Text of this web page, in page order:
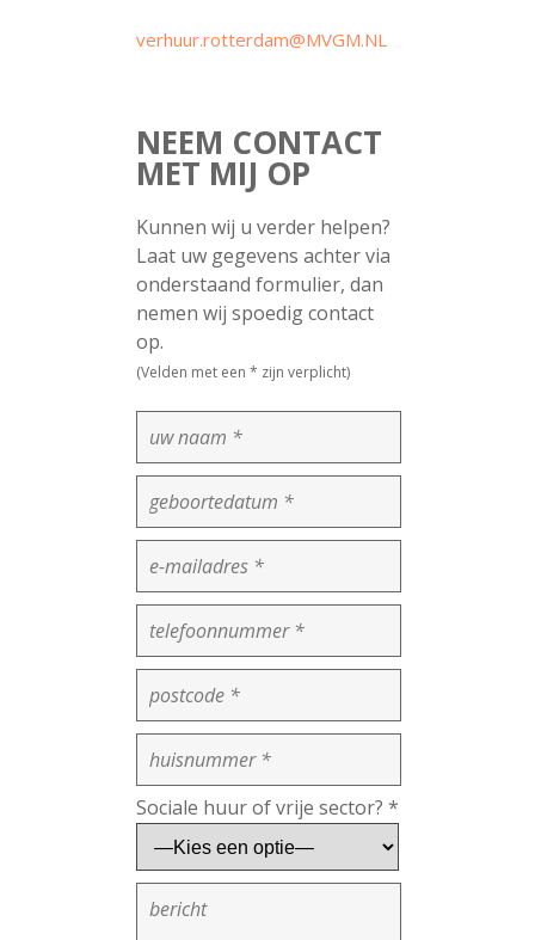
verhuur.rotterdam@MVGM.NL
NEEM CONTACT
MET MIJ OP
Kunnen wij u verder helpen?
Laat uw gegevens achter via
onderstaand formulier, dan
nemen wij spoedig contact
op.
(Velden met een * zijn verplicht)
Sociale huur of vrije sector? *